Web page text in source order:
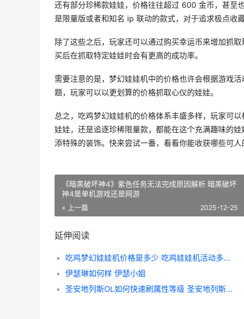
还有部分珍稀款娃娃，价格往往超过 600 金币，甚至
是限量版或者和知名 ip 联动的款式，对于追求极点收
除了这些之后，玩家还可以通过购买幸运币来增加抓
买后在抓取特定娃娃时会有更高的成功率。
需要注意的是，梦幻娃娃机中的价格也许会根据游戏
题，玩家可以以更划算的价格抓取心仪的娃娃。
总之，吃鸡梦幻娃娃机的价格体系丰盛多样，玩家可
娃娃，还是追逐珍稀限量款，都能在这个充满趣味的
添特殊的装饰。快来尝试一番，看看你能收获哪些可人
《暗黑破坏神4》紫色任务无法完成原因解析 暗黑破坏
神4是单机游戏还是网游
« 上一篇 2025-12-25
延伸阅读
吃鸡梦幻娃娃机价格是多少 吃鸡娃娃机活动多少钱
伊瑟琳如何样 伊瑟小姐
圣安地列斯OL如何快速刷属性等级 圣安地列斯视频攻略